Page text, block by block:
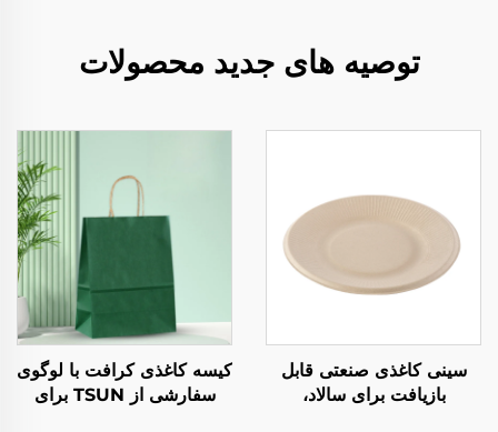
توصیه های جدید محصولات
سینی کاغذی صنعتی قابل
بازیافت برای سالاد،
کیسه کاغذی کرافت با لوگوی
سفارشی از TSUN برای